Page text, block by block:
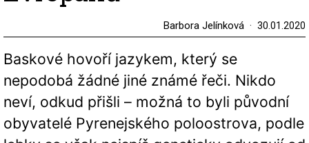
Barbora Jelínková 30.01.2020
Baskové hovoří jazykem, který se
nepodobá žádné jiné známé řeči. Nikdo
neví, odkud přišli – možná to byli původní
obyvatelé Pyrenejského poloostrova, podle